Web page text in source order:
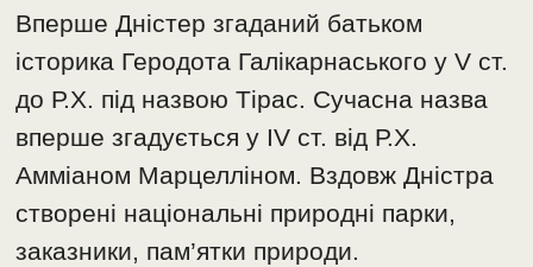
Вперше Дністер згаданий батьком
історика Геродота Галікарнаського у V ст.
до Р.Х. під назвою Тірас. Сучасна назва
вперше згадується у ІV ст. від Р.Х.
Амміаном Марцелліном. Вздовж Дністра
створені національні природні парки,
заказники, пам’ятки природи.